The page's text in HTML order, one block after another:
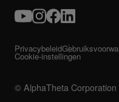
© AlphaTheta Corporation
Privacybeleid
Cookie-instellingen